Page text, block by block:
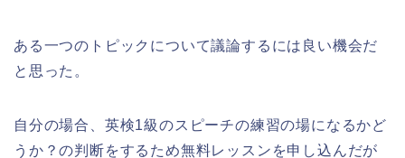
ある一つのトピックについて議論するには良い機会だ
と思った。
自分の場合、英検1級のスピーチの練習の場になるかど
うか？の判断をするため無料レッスンを申し込んだが